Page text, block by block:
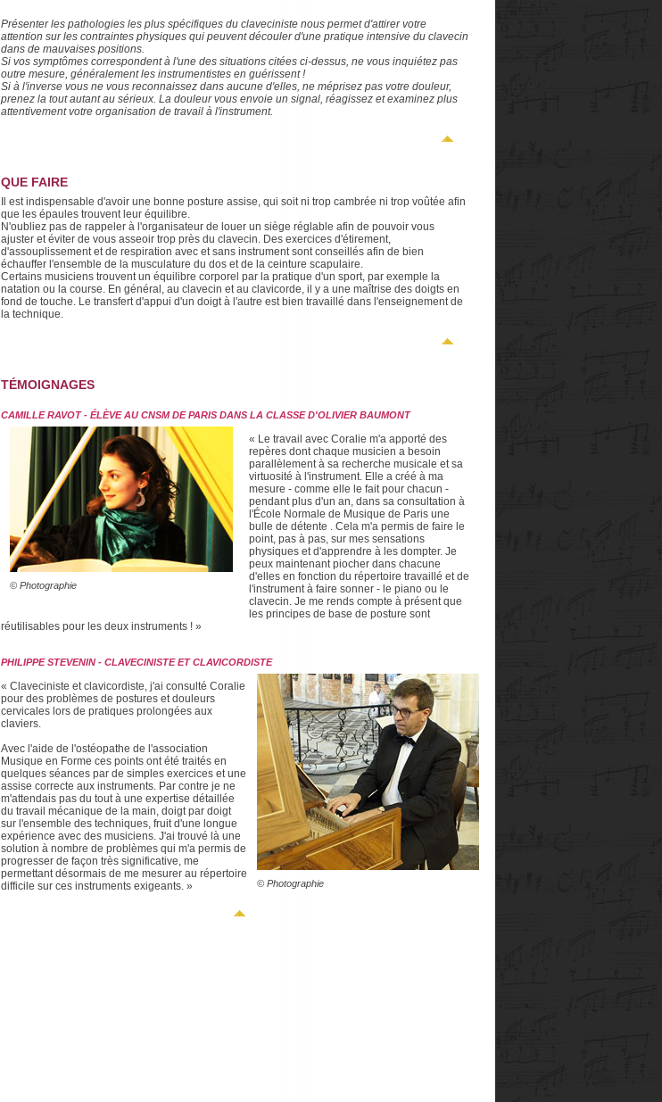
Présenter les pathologies les plus spécifiques du claveciniste nous permet d'attirer votre
attention sur les contraintes physiques qui peuvent découler d'une pratique intensive du clavecin
dans de mauvaises positions.
Si vos symptômes correspondent à l'une des situations citées ci-dessus, ne vous inquiétez pas
outre mesure, généralement les instrumentistes en guérissent !
Si à l'inverse vous ne vous reconnaissez dans aucune d'elles, ne méprisez pas votre douleur,
prenez la tout autant au sérieux. La douleur vous envoie un signal, réagissez et examinez plus
attentivement votre organisation de travail à l'instrument.
QUE FAIRE
Il est indispensable d'avoir une bonne posture assise, qui soit ni trop cambrée ni trop voûtée afin
que les épaules trouvent leur équilibre.
N'oubliez pas de rappeler à l'organisateur de louer un siège réglable afin de pouvoir vous
ajuster et éviter de vous asseoir trop près du clavecin. Des exercices d'étirement,
d'assouplissement et de respiration avec et sans instrument sont conseillés afin de bien
échauffer l'ensemble de la musculature du dos et de la ceinture scapulaire.
Certains musiciens trouvent un équilibre corporel par la pratique d'un sport, par exemple la
natation ou la course. En général, au clavecin et au clavicorde, il y a une maîtrise des doigts en
fond de touche. Le transfert d'appui d'un doigt à l'autre est bien travaillé dans l'enseignement de
la technique.
TÉMOIGNAGES
CAMILLE RAVOT - ÉLÈVE AU CNSM DE PARIS DANS LA CLASSE D'OLIVIER BAUMONT
© Photographie
« Le travail avec Coralie m'a apporté des
repères dont chaque musicien a besoin
parallèlement à sa recherche musicale et sa
virtuosité à l'instrument. Elle a créé à ma
mesure - comme elle le fait pour chacun -
pendant plus d'un an, dans sa consultation à
l'École Normale de Musique de Paris une
bulle de détente . Cela m'a permis de faire le
point, pas à pas, sur mes sensations
physiques et d'apprendre à les dompter. Je
peux maintenant piocher dans chacune
d'elles en fonction du répertoire travaillé et de
l'instrument à faire sonner - le piano ou le
clavecin. Je me rends compte à présent que
les principes de base de posture sont
réutilisables pour les deux instruments ! »
PHILIPPE STEVENIN - CLAVECINISTE ET CLAVICORDISTE
© Photographie
« Claveciniste et clavicordiste, j'ai consulté Coralie
pour des problèmes de postures et douleurs
cervicales lors de pratiques prolongées aux
claviers.
Avec l'aide de l'ostéopathe de l'association
Musique en Forme ces points ont été traités en
quelques séances par de simples exercices et une
assise correcte aux instruments. Par contre je ne
m'attendais pas du tout à une expertise détaillée
du travail mécanique de la main, doigt par doigt
sur l'ensemble des techniques, fruit d'une longue
expérience avec des musiciens. J'ai trouvé là une
solution à nombre de problèmes qui m'a permis de
progresser de façon très significative, me
permettant désormais de me mesurer au répertoire
difficile sur ces instruments exigeants. »